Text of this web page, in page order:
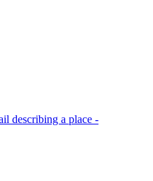
describing a place -